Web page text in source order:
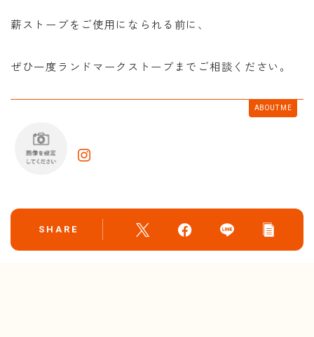
薪ストーブをご使用になられる前に、
ぜひ一度ランドマークストーブまでご相談ください。
ABOUT ME
SHARE